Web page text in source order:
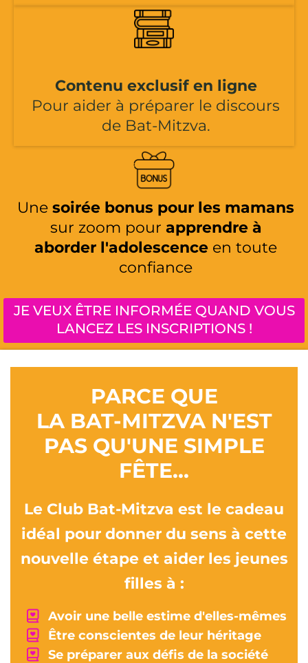
Contenu exclusif en ligne
Pour aider à préparer le discours
de Bat-Mitzva.
Une soirée bonus pour les mamans
sur zoom pour apprendre à
aborder l'adolescence en toute
confiance
JE VEUX ÊTRE INFORMÉE QUAND VOUS
LANCEZ LES INSCRIPTIONS !
PARCE QUE
LA BAT-MITZVA N'EST
PAS QU'UNE SIMPLE
FÊTE...
Le Club Bat-Mitzva est le cadeau
idéal pour donner du sens à cette
nouvelle étape et aider les jeunes
filles à :
Avoir une belle estime d'elles-mêmes
Être conscientes de leur héritage
Se préparer aux défis de la société